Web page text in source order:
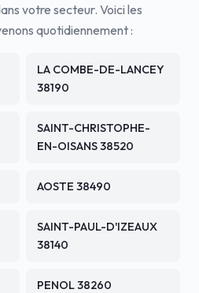
votre secteur. Voici les
quotidiennement :
LA COMBE-DE-LANCEY
38190
SAINT-CHRISTOPHE-
EN-OISANS 38520
AOSTE 38490
SAINT-PAUL-D'IZEAUX
38140
PENOL 38260